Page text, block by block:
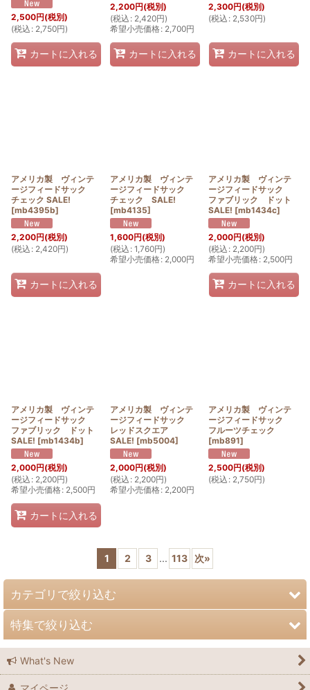
2,500円(税別)
(税込 : 2,750円)
カートに入れる
2,200円(税別)
(税込 : 2,420円)
希望小売価格: 2,700円
カートに入れる
2,300円(税別)
(税込 : 2,530円)
カートに入れる
アメリカ製 ヴィンテ
ージフィードサック
チェック SALE!
[mb4395b]
2,200円(税別)
(税込 : 2,420円)
カートに入れる
アメリカ製 ヴィンテ
ージフィードサック
チェック SALE!
[mb4135]
1,600円(税別)
(税込 : 1,760円)
希望小売価格: 2,000円
アメリカ製 ヴィンテ
ージフィードサック
ファブリック ドット
SALE! [mb1434c]
2,000円(税別)
(税込 : 2,200円)
希望小売価格: 2,500円
カートに入れる
アメリカ製 ヴィンテ
ージフィードサック
ファブリック ドット
SALE! [mb1434b]
2,000円(税別)
(税込 : 2,200円)
希望小売価格: 2,500円
カートに入れる
アメリカ製 ヴィンテ
ージフィードサック
レッドスクエア
SALE! [mb5004]
2,000円(税別)
(税込 : 2,200円)
希望小売価格: 2,200円
アメリカ製 ヴィンテ
ージフィードサック
フルーツチェック
[mb891]
2,500円(税別)
(税込 : 2,750円)
1 2 3 ... 113 次»
カテゴリで絞り込む
ヨーロピアンヴィンテージ
アメリカンヴィンテージ
特集で絞り込む
ヴィンテージ
What's New
マイページ